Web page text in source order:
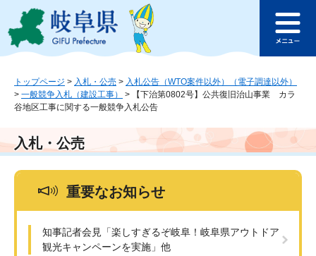
ジ
ュ
本
文
このページの本文へ
ュ
トップページ > 入札・公売 > 入札公告（WTO案件以外）（電子調達以外）
> 一般競争入札（建設工事） >
【下治第0802号】公共復旧治山事業 カラ
谷地区工事に関する一般競争入札公告
入札・公売
重要なお知らせ
知事記者会見「楽しすぎるぞ岐阜！岐阜県アウトドア
観光キャンペーンを実施」他